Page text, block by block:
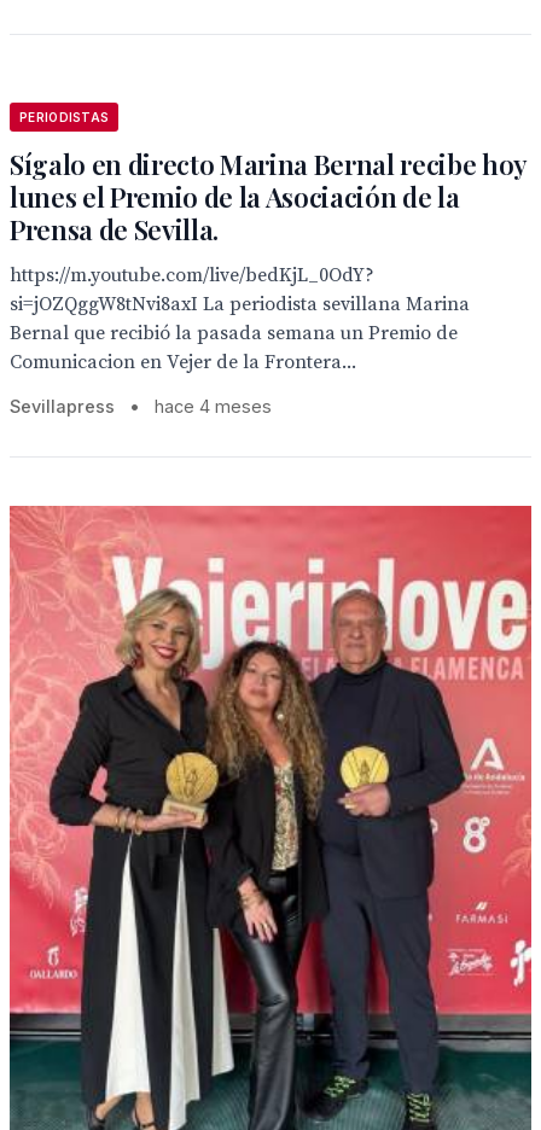
PERIODISTAS
Sígalo en directo Marina Bernal recibe hoy
lunes el Premio de la Asociación de la
Prensa de Sevilla.
https://m.youtube.com/live/bedKjL_0OdY?
si=jOZQggW8tNvi8axI La periodista sevillana Marina
Bernal que recibió la pasada semana un Premio de
Comunicacion en Vejer de la Frontera...
Sevillapress • hace 4 meses